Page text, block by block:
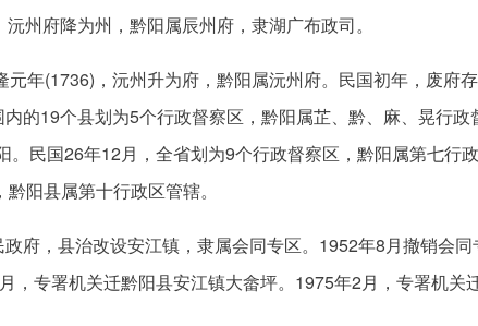
州府降为州，黔阳属辰州府，隶湖广布政司。
年(1736)，沅州升为府，黔阳属沅州府。民国初年，废府
的19个县划为5个行政督察区，黔阳属芷、黔、麻、晃行
民国26年12月，全省划为9个行政督察区，黔阳属第七行
阳县属第十行政区管辖。
府，县治改设安江镇，隶属会同专区。1952年8月撤销会
专署机关迁黔阳县安江镇大畲坪。1975年2月，专署机关